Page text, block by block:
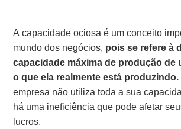
A capacidade ociosa é um conceito
mundo dos negócios, pois se refere à
capacidade máxima de produção de
o que ela realmente está produzindo.
empresa não utiliza toda a sua
há uma ineficiência que pode afetar
lucros.